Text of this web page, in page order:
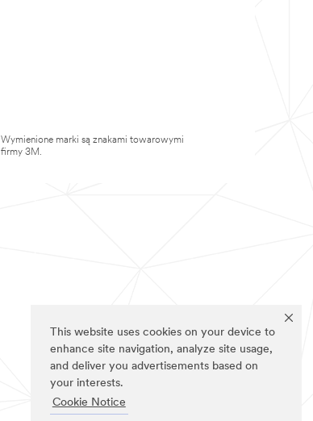
This website uses cookies on your device to
enhance site navigation, analyze site usage,
and deliver you advertisements based on
your interests.
Cookie Notice
Wymienione marki są znakami towarowymi
firmy 3M.